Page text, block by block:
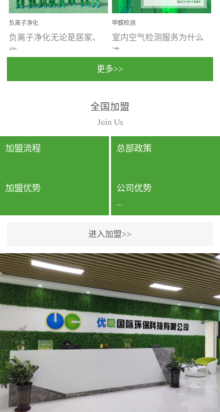
大量霉菌的...
些都是汽...
负离子净化
负离子净化无论是居家、
住...
动，人类长时间停留的室
内空间都有整体消毒的需
要。因为空间内人流携带
的、空气...
甲醛检测
室内空气检测服务为什么
选...
行国家规定的标准检测方
法，空气采样量准确，检
测结果可靠，远胜于其他
检测...
更多>>
全国加盟
Join Us
加盟流程 总部政策
加盟优势 公司优势
...
专利保护优势、双甲资质
企业（“室内环境净化治理
甲级施工资质”“室内环境
污染治理资质等级证
书”）、拥有多名高级《环
境工程高级工程师》室内
空气治理资格认证的治理
人员、掌握室内空气净化
治理实用技术和五项专利
技术、八项计算机软件著
作权登记证书等。研发实
进入加盟>>